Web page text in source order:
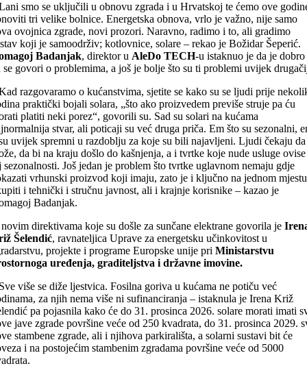
smo se uključili u obnovu zgrada i u Hrvatskoj te ćemo ove
tri velike bolnice. Energetska obnova, vrlo je važno, nije samo
ovojnica zgrade, novi prozori. Naravno, radimo i to, ali gradimo
koji je samoodrživ; kotlovnice, solare – rekao je Božidar Šeperić.
Badanjak, direktor u AleDo TECH-u istaknuo je da je dobro
se govori o problemima, a još je bolje što su ti problemi uvijek
razgovaramo o kućanstvima, sjetite se kako su se ljudi prije
praktički bojali solara, „što ako proizvedem previše struje pa ću
platiti neki porez“, govorili su. Sad su solari na kućama
stvar, ali poticaji su već druga priča. Em što su sezonalni,
uvijek spremni u razdoblju za koje su bili najavljeni. Ljudi čekaju da
da bi na kraju došlo do kašnjenja, a i tvrtke koje nude usluge
sezonalnosti. Još jedan je problem što tvrtke uglavnom nemaju gdje
vrhunski proizvod koji imaju, zato je i ključno na jednom mjestu
i tehnički i stručnu javnost, ali i krajnje korisnike – kazao je
Badanjak.
direktivama koje su došle za sunčane elektrane govorila je
Šelendić, ravnateljica Uprave za energetsku učinkovitost u
projekte i programe Europske unije pri Ministarstvu
uređenja, graditeljstva i državne imovine.
više se diže ljestvica. Fosilna goriva u kućama ne potiču već
za njih nema više ni sufinanciranja – istaknula je Irena Križ
pa pojasnila kako će do 31. prosinca 2026. solare morati imati
jave zgrade površine veće od 250 kvadrata, do 31. prosinca 2029.
stambene zgrade, ali i njihova parkirališta, a solarni sustavi bit će
i na postojećim stambenim zgradama površine veće od 5000